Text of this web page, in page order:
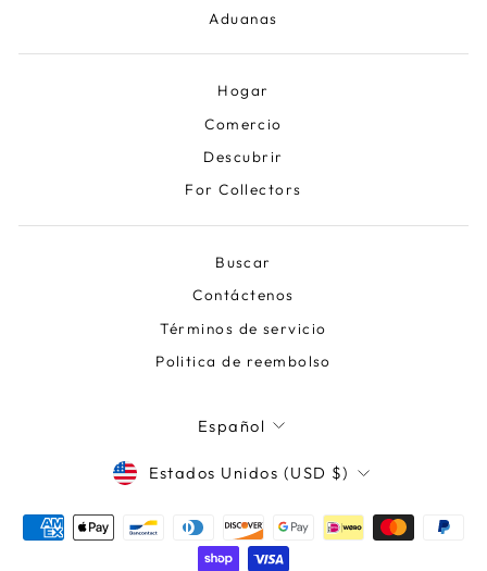
Aduanas
Hogar
Comercio
Descubrir
For Collectors
Buscar
Contáctenos
Términos de servicio
Politica de reembolso
IDIOMA
Español
MONEDA
Estados Unidos (USD $)